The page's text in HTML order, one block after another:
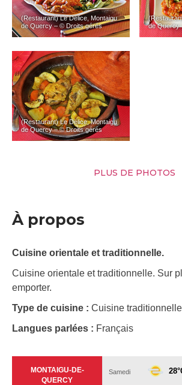
(Restaurant) Le Délice, Montaigu
de Quercy – © Droits gérés
de Quercy
(Restaurant) Le Délice, Montaigu
de Quercy – © Droits gérés
PLUS DE PHOTOS
À propos
Cuisine orientale et traditionnelle.
Cuisine orientale et traditionnelle. Sur
emporter.
Type de cuisine : Cuisine
Langues parlées : Français